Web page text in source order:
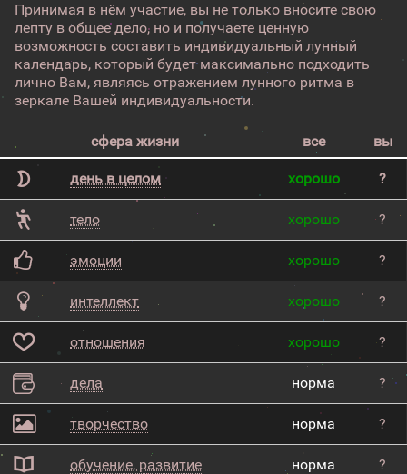
Принимая в нём участие, вы не только вносите свою
лепту в общее дело, но и получаете ценную
возможность составить индивидуальный лунный
календарь, который будет максимально подходить
лично Вам, являясь отражением лунного ритма в
зеркале Вашей индивидуальности.
сфера жизни все вы
день в целом хорошо ?
тело хорошо ?
эмоции хорошо ?
интеллект хорошо ?
отношения хорошо ?
дела норма ?
творчество норма ?
обучение, развитие норма ?